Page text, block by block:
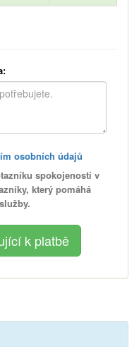
osobních údajů
spokojenosti v
který pomáhá